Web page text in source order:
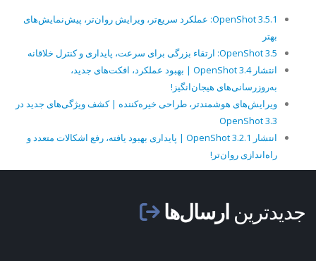
OpenShot 3.5.1: عملکرد سریع‌تر، ویرایش روان‌تر، پیش‌نمایش‌های
بهتر
OpenShot 3.5: ارتقاء بزرگی برای سرعت، پایداری و کنترل خلاقانه
انتشار OpenShot 3.4 | بهبود عملکرد، افکت‌های جدید،
به‌روزرسانی‌های هیجان‌انگیز!
ویرایش‌های هوشمندتر، طراحی خیره‌کننده | کشف ویژگی‌های جدید در
OpenShot 3.3
انتشار OpenShot 3.2.1 | پایداری بهبود یافته، رفع اشکالات متعدد و
راه‌اندازی روان‌تر!
جدیدترین ارسال‌ها